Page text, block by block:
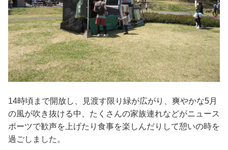
14時頃まで開放し、見渡す限り緑が広がり、爽やかな5月
の風が吹き抜ける中、たくさんの家族連れなどがニュース
ポーツで歓声を上げたり食事を楽しんだりして憩いの時を
過ごしました。